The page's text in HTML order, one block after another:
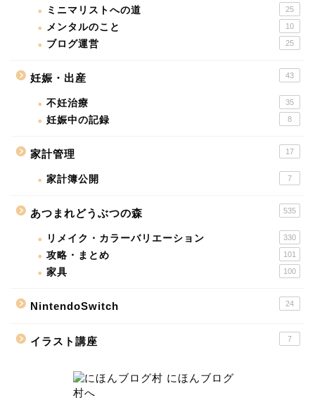
ミニマリストへの道 25
メンタルのこと 10
ブログ運営 25
妊娠・出産 43
不妊治療 35
妊娠中の記録 8
家計管理 17
家計簿公開 7
あつまれどうぶつの森 535
リメイク・カラーバリエーション 330
攻略・まとめ 101
家具 100
NintendoSwitch 24
イラスト講座 7